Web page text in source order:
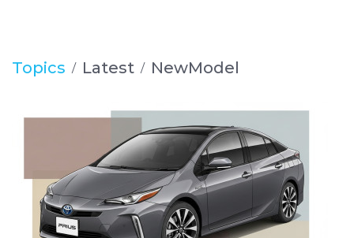
Topics Latest NewModel